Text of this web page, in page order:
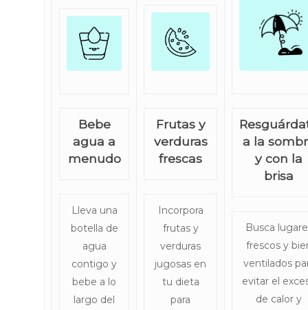
Bebe
agua a
menudo
Lleva una
botella de
agua
contigo y
bebe a lo
largo del
Frutas y
verduras
frescas
Incorpora
frutas y
verduras
jugosas en
tu dieta
para
a la
y con la
brisa
Busca
frescos y
ventilados
evitar el
de calor y
Inicio
Quienes somos
Servicios